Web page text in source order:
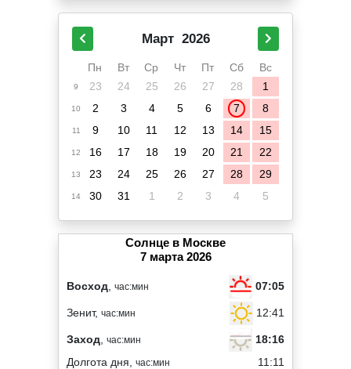
Март 2026
Пн Вт Ср Чт Пт Сб Вс
9 23 24 25 26 27 28 1
10 2 3 4 5 6 7 8
11 9 10 11 12 13 14 15
12 16 17 18 19 20 21 22
13 23 24 25 26 27 28 29
14 30 31 1 2 3 4 5
Солнце в Москве
7 марта 2026
Восход час:мин 07:05
Зенит, час:мин 12:41
Заход час:мин
18:16
Долгота дня, час:мин
11:11